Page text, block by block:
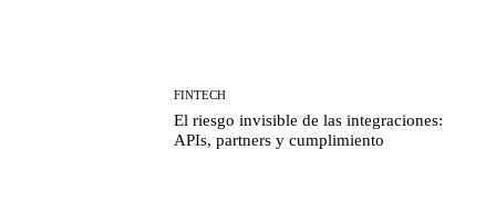
FINTECH
El riesgo invisible de las integraciones:
APIs, partners y cumplimiento